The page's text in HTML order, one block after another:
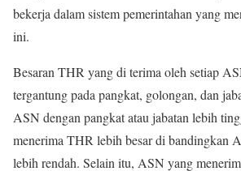
bekerja dalam sistem pemerintahan yang
ini.
Besaran THR yang di terima oleh setiap
tergantung pada pangkat, golongan, dan
ASN dengan pangkat atau jabatan lebih
menerima THR lebih besar di bandingkan
lebih rendah. Selain itu, ASN yang